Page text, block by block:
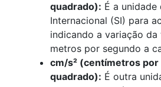
quadrado): É a unidade
Internacional (SI) para
indicando a variação da
metros por segundo a
cm/s² (centímetros por
quadrado): É outra